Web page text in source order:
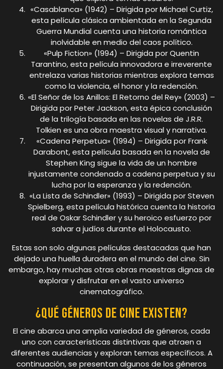
«Casablanca» (1942) – Dirigida por Michael Curtiz,
esta película clásica ambientada en la Segunda
Guerra Mundial cuenta una historia romántica
inolvidable en medio del caos político.
«Pulp Fiction» (1994) – Dirigida por Quentin
Tarantino, esta película innovadora e irreverente
entrelaza varias historias mientras explora temas
como la violencia, el honor y la redención.
«El Señor de los Anillos: El Retorno del Rey» (2003) –
Dirigida por Peter Jackson, esta épica conclusión
de la trilogía basada en las novelas de J.R.R.
Tolkien es una obra maestra visual y narrativa.
«Cadena Perpetua» (1994) – Dirigida por Frank
Darabont, esta película basada en la novela de
Stephen King sigue la vida de un hombre
injustamente condenado a cadena perpetua y su
lucha por la esperanza y la redención.
«La Lista de Schindler» (1993) – Dirigida por Steven
Spielberg, esta película histórica cuenta la historia
real de Oskar Schindler y su heroico esfuerzo por
salvar a judíos durante el Holocausto.
Estas son solo algunas películas destacadas que han
dejado una huella duradera en el mundo del cine. Sin
embargo, hay muchas otras obras maestras dignas de
explorar y disfrutar en el vasto universo
cinematográfico.
¿Qué géneros de cine existen?
El cine abarca una amplia variedad de géneros, cada
uno con características distintivas que atraen a
diferentes audiencias y exploran temas específicos. A
continuación, se presentan algunos de los géneros